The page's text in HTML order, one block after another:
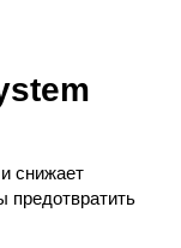
снижает
предотвратить